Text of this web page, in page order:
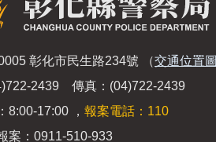
彰化市民生路234號 （交通位置圖
2439 傳真：(04)722-2439
8:00-17:00 ， 報案電話：110
案：0911-510-933